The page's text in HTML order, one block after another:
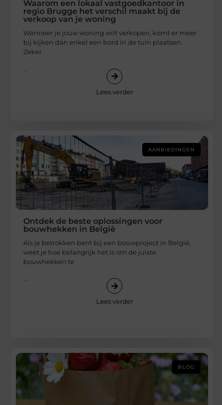
Waarom een lokaal vastgoedkantoor in
regio Brugge het verschil maakt bij de
verkoop van je woning
Wanneer je jouw woning wilt verkopen, komt er meer
bij kijken dan enkel een bord in de tuin plaatsen.
Zeker
Lees verder
AANBIEDINGEN
Ontdek de beste oplossingen voor
bouwhekken in België
Als je betrokken bent bij een bouwproject in België,
weet je hoe belangrijk het is om de juiste
bouwhekken te
...
Lees verder
BLOG